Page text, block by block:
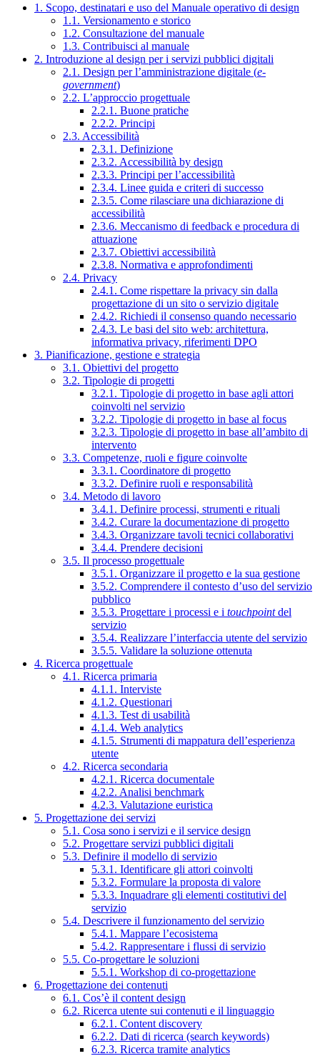
1. Scopo, destinatari e uso del Manuale operativo di design
1.1. Versionamento e storico
1.2. Consultazione del manuale
1.3. Contribuisci al manuale
2. Introduzione al design per i servizi pubblici digitali
2.1. Design per l’amministrazione digitale (e-
government)
2.2. L’approccio progettuale
2.2.1. Buone pratiche
2.2.2. Principi
2.3. Accessibilità
2.3.1. Definizione
2.3.2. Accessibilità by design
2.3.3. Principi per l’accessibilità
2.3.4. Linee guida e criteri di successo
2.3.5. Come rilasciare una dichiarazione di
accessibilità
2.3.6. Meccanismo di feedback e procedura di
attuazione
2.3.7. Obiettivi accessibilità
2.3.8. Normativa e approfondimenti
2.4. Privacy
2.4.1. Come rispettare la privacy sin dalla
progettazione di un sito o servizio digitale
2.4.2. Richiedi il consenso quando necessario
2.4.3. Le basi del sito web: architettura,
informativa privacy, riferimenti DPO
3. Pianificazione, gestione e strategia
3.1. Obiettivi del progetto
3.2. Tipologie di progetti
3.2.1. Tipologie di progetto in base agli attori
coinvolti nel servizio
3.2.2. Tipologie di progetto in base al focus
3.2.3. Tipologie di progetto in base all’ambito di
intervento
3.3. Competenze, ruoli e figure coinvolte
3.3.1. Coordinatore di progetto
3.3.2. Definire ruoli e responsabilità
3.4. Metodo di lavoro
3.4.1. Definire processi, strumenti e rituali
3.4.2. Curare la documentazione di progetto
3.4.3. Organizzare tavoli tecnici collaborativi
3.4.4. Prendere decisioni
3.5. Il processo progettuale
3.5.1. Organizzare il progetto e la sua gestione
3.5.2. Comprendere il contesto d’uso del servizio
pubblico
3.5.3. Progettare i processi e i touchpointdel
servizio
3.5.4. Realizzare l’interfaccia utente del servizio
3.5.5. Validare la soluzione ottenuta
4. Ricerca progettuale
4.1. Ricerca primaria
4.1.1. Interviste
4.1.2. Questionari
4.1.3. Test di usabilità
4.1.4. Web analytics
4.1.5. Strumenti di mappatura dell’esperienza
utente
4.2. Ricerca secondaria
4.2.1. Ricerca documentale
4.2.2. Analisi benchmark
4.2.3. Valutazione euristica
5. Progettazione dei servizi
5.1. Cosa sono i servizi e il service design
5.2. Progettare servizi pubblici digitali
5.3. Definire il modello di servizio
5.3.1. Identificare gli attori coinvolti
5.3.2. Formulare la proposta di valore
5.3.3. Inquadrare gli elementi costitutivi del
servizio
5.4. Descrivere il funzionamento del servizio
5.4.1. Mappare l’ecosistema
5.4.2. Rappresentare i flussi di servizio
5.5. Co-progettare le soluzioni
5.5.1. Workshop di co-progettazione
6. Progettazione dei contenuti
6.1. Cos’è il content design
6.2. Ricerca utente sui contenuti e il linguaggio
6.2.1. Content discovery
6.2.2. Dati di ricerca (search keywords)
6.2.3. Ricerca tramite analytics